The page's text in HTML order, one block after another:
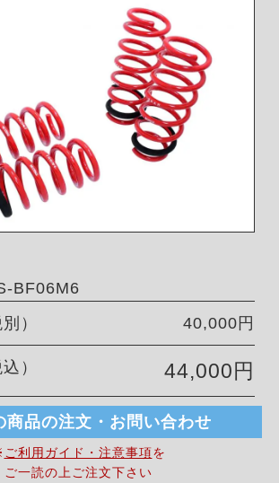
BF06M6
）
40,000円
） 44,000円
商品の注文・お問い合わせ
ご利用ガイド・注意事項を
ご一読の上ご注文下さい